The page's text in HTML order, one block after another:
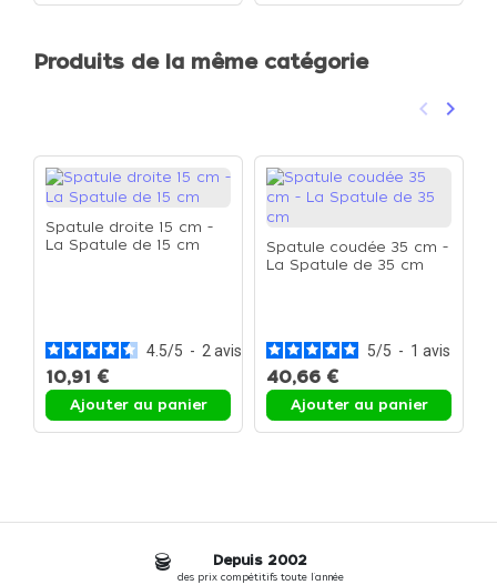
Produits de la même catégorie
Précédent
keyboard_arrow_left keyboard_arrow_right
Spatule droite 15 cm -
La Spatule de 15 cm
4.5/5 - 2 avis
10,91 €
Ajouter au panier
Spatule coudée 35 cm -
La Spatule de 35 cm
5/5 - 1 avis
40,66 €
Ajouter au panier
Depuis 2002
des prix compétitifs toute l'année